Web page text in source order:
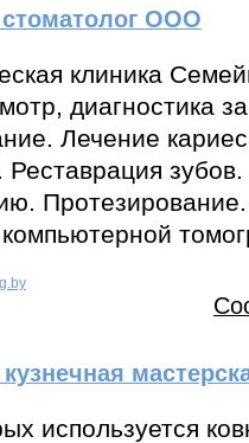
ООО
клиника
диагностика
Лечение
Реставрация зубов.
используется